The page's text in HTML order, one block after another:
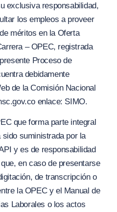
exclusiva responsabilidad,
los empleos a proveer
méritos en la Oferta
– OPEC, registrada
Proceso de
debidamente
de la Comisión Nacional
enlace: SIMO.
que forma parte integral
sido suministrada por la
y es de responsabilidad
en caso de presentarse
de transcripción o
la OPEC y el Manual de
Laborales o los actos